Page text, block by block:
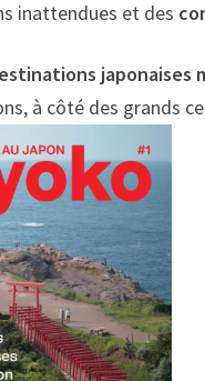
inattendues et des
japonaises
à côté des grands